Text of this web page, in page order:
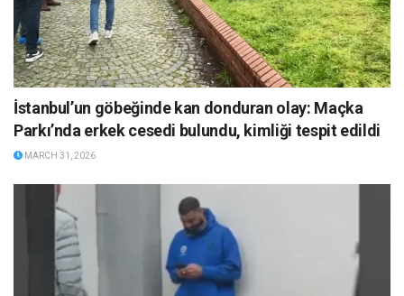
İstanbul’un göbeğinde kan donduran olay: Maçka
Parkı’nda erkek cesedi bulundu, kimliği tespit edildi
MARCH 31, 2026